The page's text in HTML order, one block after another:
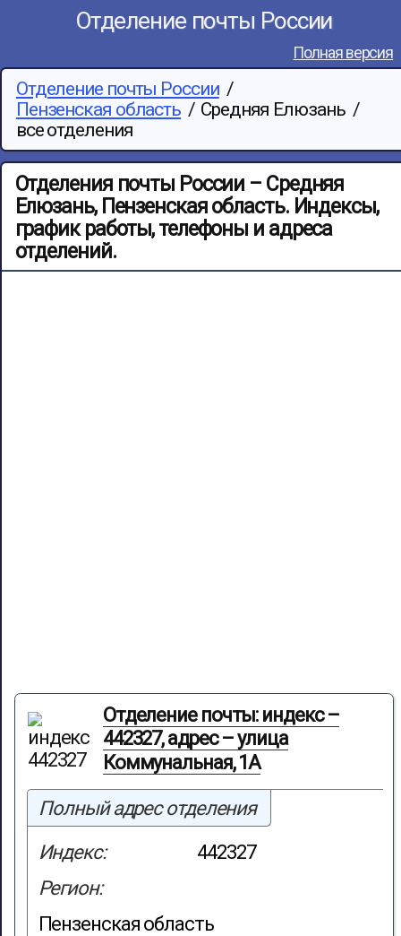
Отделение почты России
Полная версия
Отделение почты России /
Пензенская область / Средняя Елюзань /
все отделения
Отделения почты России – Средняя
Елюзань, Пензенская область. Индексы,
график работы, телефоны и адреса
отделений.
Отделение почты: индекс –
442327, адрес – улица
Коммунальная, 1А
Полный адрес отделения
Индекс:
442327
Регион:
Пензенская область